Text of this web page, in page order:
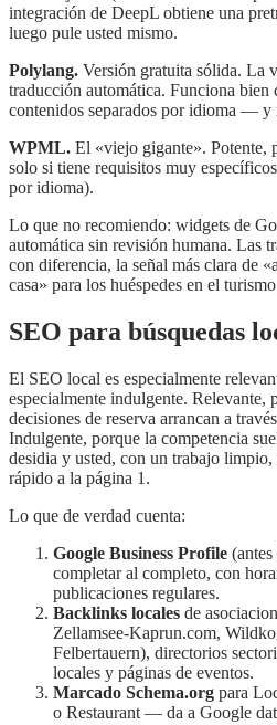
integración de DeepL obtiene una
luego pule usted mismo.
Polylang. Versión gratuita sólida. La
traducción automática. Funciona bien
contenidos separados por idioma — y
WPML. El «viejo gigante». Potente,
solo si tiene requisitos muy
por idioma).
Lo que no recomiendo: widgets de
automática sin revisión humana. Las
con diferencia, la señal más clara de
casa» para los huéspedes en el
SEO para búsquedas
El SEO local es especialmente
especialmente indulgente. Relevante,
decisiones de reserva arrancan a
Indulgente, porque la competencia
desidia y usted, con un trabajo
rápido a la página 1.
Lo que de verdad cuenta:
Google Business Profile
completar al completo, con
publicaciones regulares.
Backlinks locales de
Zellamsee-Kaprun.com,
Felbertauern), directorios
locales y páginas de eventos.
Marcado Schema.org para
o Restaurant — da a Google